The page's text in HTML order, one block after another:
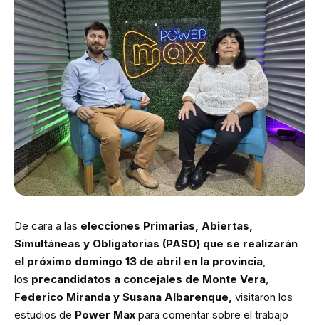
De cara a las elecciones Primarias, Abiertas,
Simultáneas y Obligatorias (PASO) que se realizarán
el próximo domingo 13 de abril en la provincia,
los precandidatos a concejales de Monte Vera,
Federico Miranda y Susana Albarenque, visitaron los
estudios de Power Max para comentar sobre el trabajo